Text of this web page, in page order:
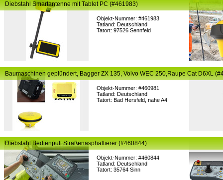
Objekt-Nummer: #461983
Tatland: Deutschland
Tatort: 97526 Sennfeld
Diebstahl Smartantenne mit Tablet PC (#461983)
Objekt-Nummer: #460981
Tatland: Deutschland
Tatort: Bad Hersfeld, nahe A4
Baumaschinen geplündert, Bagger ZX 135, Volvo WEC 250,Raupe Cat D6XL
Objekt-Nummer: #460844
Tatland: Deutschland
Tatort: 35764 Sinn
Diebstahl Bedienpult Straßenasphaltierer (#460844)